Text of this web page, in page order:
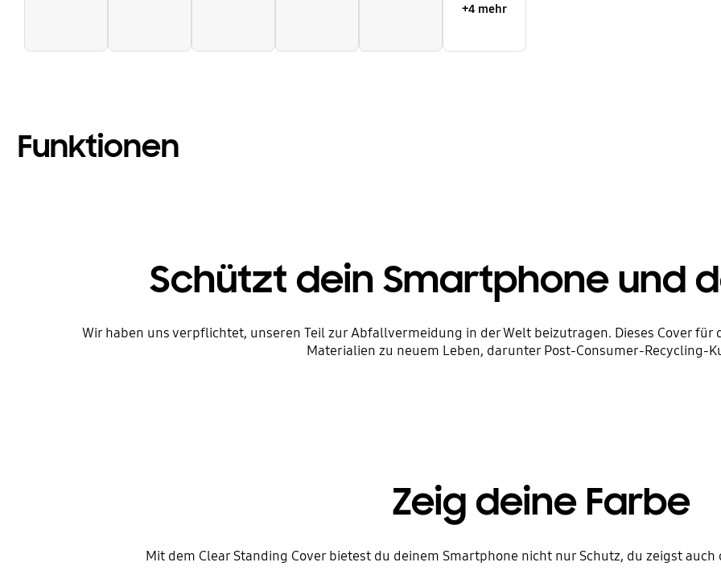
+4 mehr
Funktionen
Schützt dein Smartphone und
Wir haben uns verpflichtet, unseren Teil zur Abfallvermeidung in der Welt beizutragen. Dieses Cover für
Materialien zu neuem Leben, darunter Post-Consumer-Recycling-
Zeig deine Farbe
Mit dem Clear Standing Cover bietest du deinem Smartphone nicht nur Schutz, du zeigst